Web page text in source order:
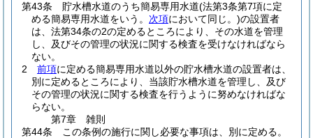
第43条
貯水槽水道のうち簡易専用水道(法第3条第7項に定
める簡易専用水道をいう。 次項において同じ。)の設置者
は、法第34条の2の定めるところにより、その水道を管理
し、及びその管理の状況に関する検査を受けなければなら
ない。
2
前項に定める簡易専用水道以外の貯水槽水道の設置者は、
別に定めるところにより、当該貯水槽水道を管理し、及び
その管理の状況に関する検査を行うように努めなければな
らない。
第7章
雑則
第44条
この条例の施行に関し必要な事項は、別に定める。